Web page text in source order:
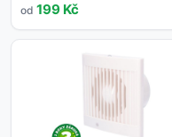
od 199 Kč